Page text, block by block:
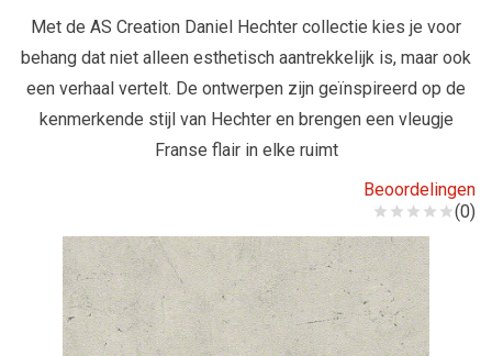
Met de AS Creation Daniel Hechter collectie kies je voor
behang dat niet alleen esthetisch aantrekkelijk is, maar ook
een verhaal vertelt. De ontwerpen zijn geïnspireerd op de
kenmerkende stijl van Hechter en brengen een vleugje
Franse flair in elke ruimt
Beoordelingen
(0)